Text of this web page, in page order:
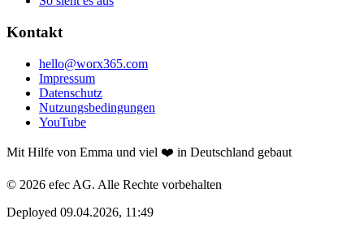
Kontakt
hello@worx365.com
Impressum
Datenschutz
Nutzungsbedingungen
YouTube
Mit Hilfe von Emma und viel ❤️ in Deutschland gebaut
© 2026 efec AG. Alle Rechte vorbehalten
Deployed 09.04.2026, 11:49